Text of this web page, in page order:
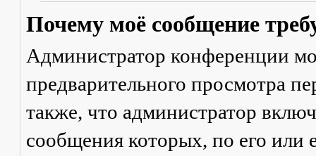
Почему моё сообщение
Администратор конференции
предварительного просмотра
также, что администратор
сообщения которых, по его